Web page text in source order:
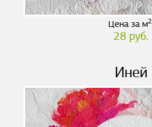
Цена за м2
28 руб.
Иней